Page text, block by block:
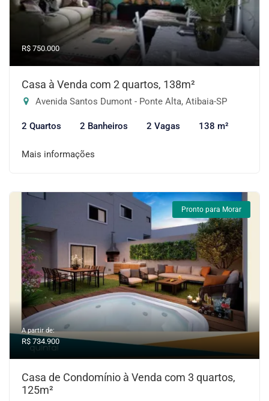
R$ 750.000
Casa à Venda com 2 quartos, 138m²
Avenida Santos Dumont - Ponte Alta, Atibaia-SP
2 Quartos 2 Banheiros 2 Vagas 138 m²
Mais informações
Pronto para Morar
A partir de:
R$ 734.900
Casa de Condomínio à Venda com 3 quartos,
125m²